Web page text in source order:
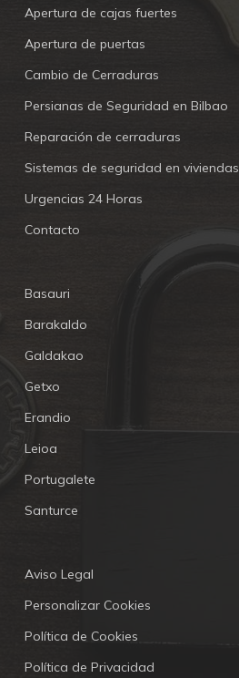
Apertura de cajas fuertes
Apertura de puertas
Cambio de Cerraduras
Persianas de Seguridad en Bilbao
Reparación de cerraduras
Sistemas de seguridad en viviendas
Urgencias 24 Horas
Contacto
Basauri
Barakaldo
Galdakao
Getxo
Erandio
Leioa
Portugalete
Santurce
Aviso Legal
Personalizar Cookies
Política de Cookies
Política de Privacidad